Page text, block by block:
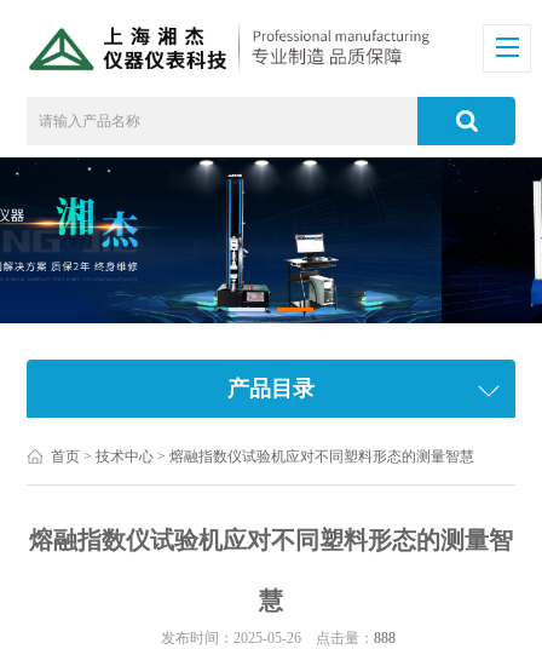
产品目录
首页 >技术中心 > 熔融指数仪试验机应对不同塑料形态的测量智慧
熔融指数仪试验机应对不同塑料形态的测量智
慧
发布时间：2025-05-26 点击量： 888